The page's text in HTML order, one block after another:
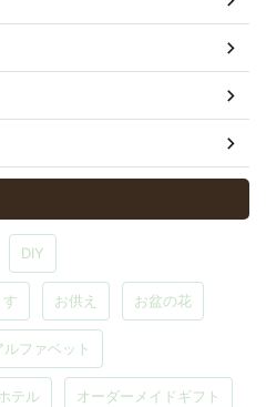
DIY
お供え お盆の花
ルファベット
テル オーダーメイドギフト